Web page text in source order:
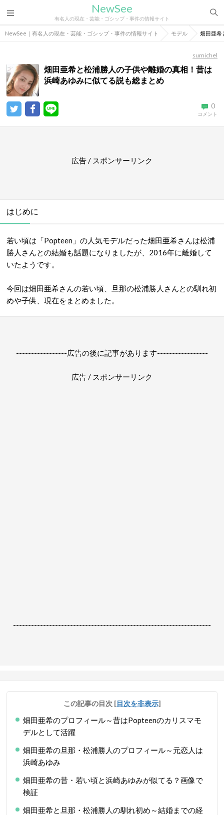
NewSee
有名人の現在・芸能・ゴシップ・事件の情報サイト
NewSee｜有名人の現在・芸能・ゴシップ・事件の情報サイト モデル 畑田亜希
sumichel
畑田亜希と松浦勝人の子供や離婚の真相！昔は
浜崎あゆみに似てる説も総まとめ
0
コメント
広告 / スポンサーリンク
はじめに
若い頃は「Popteen」の人気モデルだった畑田亜希さんは松浦
勝人さんとの結婚も話題になりましたが、2016年に離婚して
いたようです。
今回は畑田亜希さんの若い頃、旦那の松浦勝人さんとの馴れ初
めや子供、現在をまとめました。
-----------------広告の後に記事があります-----------------
広告 / スポンサーリンク
------------------------------------------------------------------
この記事の目次 [目次を非表示]
畑田亜希のプロフィール～昔はPopteenのカリスマモ
デルとして活躍
畑田亜希の旦那・松浦勝人のプロフィール～元恋人は
浜崎あゆみ
畑田亜希の昔・若い頃と浜崎あゆみが似てる？画像で
検証
畑田亜希と旦那・松浦勝人の馴れ初め～結婚までの経